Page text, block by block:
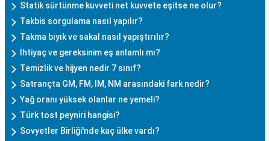
Statik sürtünme kuvveti net kuvvete eşitse ne olur?
Takbis sorgulama nasıl yapılır?
Takma bıyık ve sakal nasıl yapıştırılır?
İhtiyaç ve gereksinim eş anlamlı mı?
Temizlik ve hijyen nedir 7 sınıf?
Satrançta GM, FM, IM, NM arasındaki fark nedir?
Yağ oranı yüksek olanlar ne yemeli?
Türk tost peyniri hangisi?
Sovyetler Birliği'nde kaç ülke vardı?